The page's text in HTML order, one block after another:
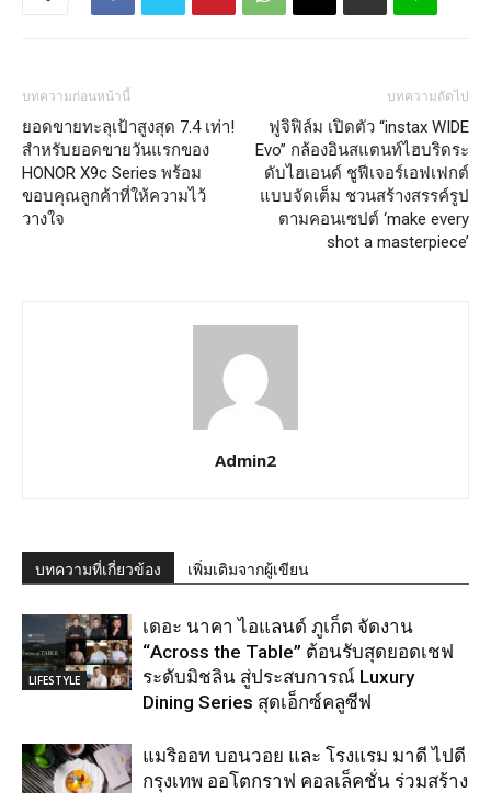
บทความก่อนหน้านี้
ยอดขายทะลุเป้าสูงสุด 7.4 เท่า!
สำหรับยอดขายวันแรกของ
HONOR X9c Series พร้อม
ขอบคุณลูกค้าที่ให้ความไว้
วางใจ
บทความถัดไป
ฟูจิฟิล์ม เปิดตัว “instax WIDE
Evo” กล้องอินสแตนท์ไฮบริดระ
ดับไฮเอนด์ ชูฟีเจอร์เอฟเฟกต์
แบบจัดเต็ม ชวนสร้างสรรค์รูป
ตามคอนเซปต์ ‘make every
shot a masterpiece’
Admin2
บทความที่เกี่ยวข้อง เพิ่มเติมจากผู้เขียน
LIFESTYLE
เดอะ นาคา ไอแลนด์ ภูเก็ต จัดงาน
“Across the Table” ต้อนรับสุดยอดเชฟ
ระดับมิชลิน สู่ประสบการณ์ Luxury
Dining Series สุดเอ็กซ์คลูซีฟ
แมริออท บอนวอย และ โรงแรม มาดี ไปดี
กรุงเทพ ออโตกราฟ คอลเล็คชั่น ร่วมสร้าง